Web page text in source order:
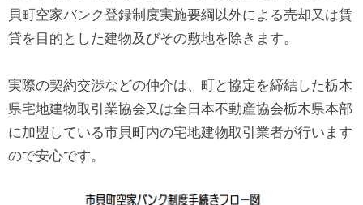
貝町空家バンク登録制度実施要綱以外による売却又は賃
貸を目的とした建物及びその敷地を除きます。
実際の契約交渉などの仲介は、町と協定を締結した栃木
県宅地建物取引業協会又は全日本不動産協会栃木県本部
に加盟している市貝町内の宅地建物取引業者が行います
ので安心です。